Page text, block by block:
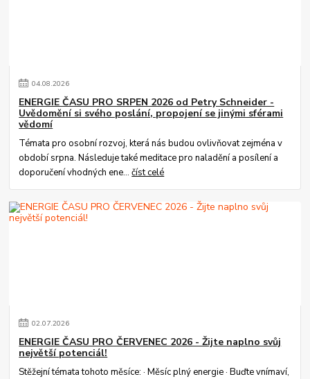
04.08.2026
ENERGIE ČASU PRO SRPEN 2026 od Petry Schneider -
Uvědomění si svého poslání, propojení se jinými sférami
vědomí
Témata pro osobní rozvoj, která nás budou ovlivňovat zejména v
období srpna. Následuje také meditace pro naladění a posílení a
doporučení vhodných ene...číst celé
02.07.2026
ENERGIE ČASU PRO ČERVENEC 2026 - Žijte naplno svůj
největší potenciál!
Stěžejní témata tohoto měsíce: · Měsíc plný energie · Buďte vnímaví,